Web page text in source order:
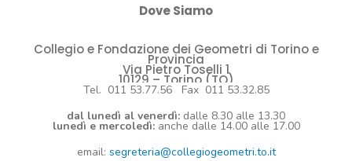
Dove Siamo
Collegio e Fondazione dei Geometri di Torino e
Provincia
Via Pietro Toselli 1
10129 – Torino (TO)
Tel. 011 53.77.56 Fax 011 53.32.85
dal lunedì al venerdì: dalle 8.30 alle 13.30
lunedì e mercoledì: anche dalle 14.00 alle 17.00
email: segreteria@collegiogeometri.to.it